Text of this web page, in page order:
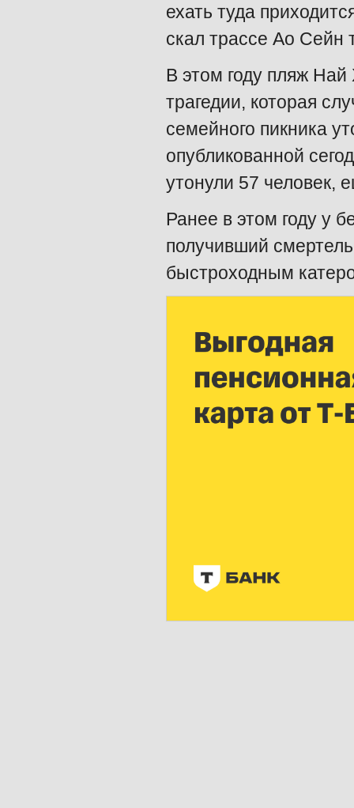
ехать туда
скал трассе Ао Сейн
В этом году пляж
трагедии, которая
семейного пикника
опубликованной
утонули 57 человек,
Ранее в этом году у
получивший
быстроходным